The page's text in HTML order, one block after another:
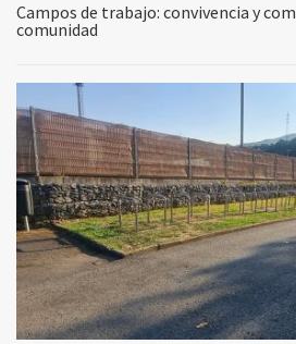
Campos de trabajo: convivencia y
comunidad